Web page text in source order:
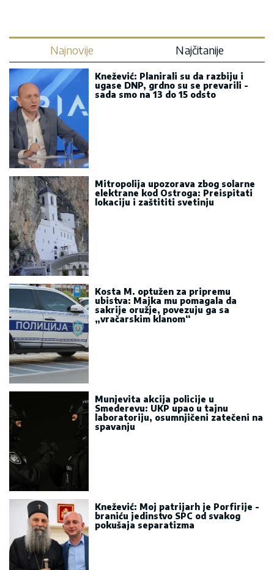
Najnovije Najčitanije
Knežević: Planirali su da razbiju i
ugase DNP, grdno su se prevarili -
sada smo na 13 do 15 odsto
Mitropolija upozorava zbog solarne
elektrane kod Ostroga: Preispitati
lokaciju i zaštititi svetinju
Kosta M. optužen za pripremu
ubistva: Majka mu pomagala da
sakrije oružje, povezuju ga sa
„vračarskim klanom“
Munjevita akcija policije u
Smederevu: UKP upao u tajnu
laboratoriju, osumnjičeni zatečeni na
spavanju
Knežević: Moj patrijarh je Porfirije -
braniću jedinstvo SPC od svakog
pokušaja separatizma